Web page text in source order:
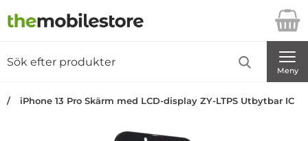
Startsidan för Danira Telecom AB
Meny
iPhone 13 Pro Skärm med LCD-display ZY-LTPS Utbytbar IC